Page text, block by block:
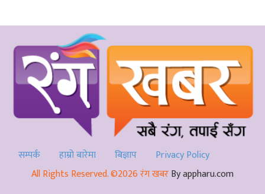
सम्पर्क हाम्रो बारेमा बिज्ञाप
Privacy Policy
All Rights Reserved. ©2026 रंग खबरBy appharu.com